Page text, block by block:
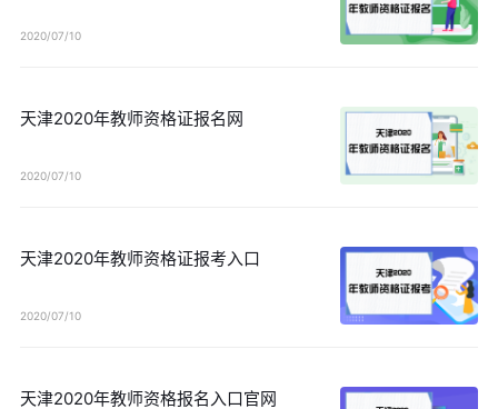
2020/07/10
天津2020年教师资格证报名网
2020/07/10
天津2020年教师资格证报考入口
2020/07/10
天津2020年教师资格报名入口官网